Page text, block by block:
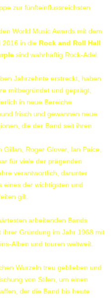
zur fünfteinflussreichsten
World Music Awards mit dem
2016 in die Rock and Roll Hall
sind wahrhaftig Rock-Adel.
Jahrzehnte erstreckt, haben
mitbegründet und geprägt,
in neue Bereiche
frisch und gewannen neue
die der Band seit ihren
Roger Glover, Ian Paice,
für viele der prägenden
verantwortlich, darunter
eines der wichtigsten und
gilt.
arbeitenden Bands
Gründung im Jahr 1968 mit
Alben und touren weltweit.
Wurzeln treu geblieben und
von Stilen, um einen
der die Band bis heute